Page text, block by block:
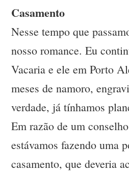
Casamento
Nesse tempo que
nosso romance. Eu
Vacaria e ele em Porto
meses de namoro,
verdade, já tínhamos
Em razão de um
estávamos fazendo uma
casamento, que deveria